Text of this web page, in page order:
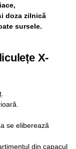
doza zilnică
sursele.
X-
se eliberează
din capacul